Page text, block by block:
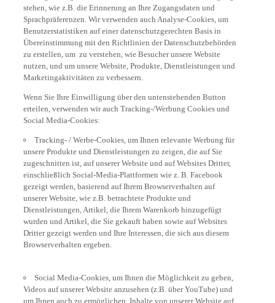
stehen, wie z.B. die Erinnerung an Ihre Zugangsdaten und
Sprachpräferenzen. Wir verwenden auch Analyse-Cookies, um
Benutzerstatistiken auf einer datenschutzgerechten Basis in
Übereinstimmung mit den Richtlinien der Datenschutzbehörden
zu erstellen, um zu verstehen, wie Besucher unsere Website
nutzen, und um unsere Website, Produkte, Dienstleistungen und
Marketingaktivitäten zu verbessern.
Wenn Sie Ihre Einwilligung über den untenstehenden Button
erteilen, verwenden wir auch Tracking-/Werbung Cookies und
Social Media-Cookies:
Tracking- / Werbe-Cookies, um Ihnen relevante Werbung für
unsere Produkte und Dienstleistungen zu zeigen, die auf Sie
zugeschnitten ist, auf unserer Website und auf Websites Dritter,
einschließlich Social-Media-Plattformen wie z. B. Facebook
gezeigt werden, basierend auf Ihrem Browserverhalten auf
unserer Website, wie z.B. betrachtete Produkte und
Dienstleistungen, Artikel, die Ihrem Warenkorb hinzugefügt
wurden und Artikel, die Sie gekauft haben sowie auf Websites
Dritter gezeigt werden und Ihre Interessen, die sich aus diesem
Browserverhalten ergeben.
Social Media-Cookies, um Ihnen die Möglichkeit zu geben,
Videos auf unserer Website anzusehen (z.B. über YouTube) und
um Ihnen auch zu ermöglichen, Inhalte von unserer Website auf